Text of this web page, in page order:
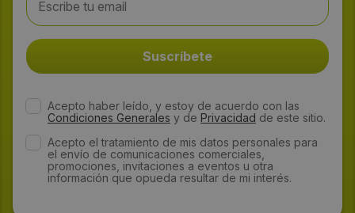
Acepto haber leído, y estoy de acuerdo con las
Condiciones Generales y de Privacidad de este sitio.
Acepto el tratamiento de mis datos personales para
el envío de comunicaciones comerciales,
promociones, invitaciones a eventos u otra
información que opueda resultar de mi interés.